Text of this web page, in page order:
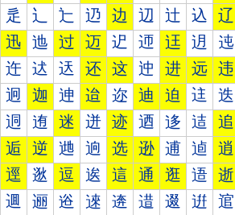
辵 辶 辷 辸 边 辺 辻 込 辽
迅 迆 过 迈 迉 迊 迋 迌 迍
迕 迖 迗 还 这 迚 进 远 违
迥 迦 迧 迨 迩 迪 迫 迬 迭
迵 迶 迷 迸 迹 迺 迻 迼 追
逅 逆 逇 逈 选 逊 逋 逌 逍
逕 逖 逗 逘 這 通 逛 逜 逝
逥 逦 逧 逨 逩 逪 逫 逬 逭